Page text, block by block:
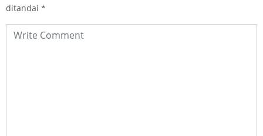
ditandai *